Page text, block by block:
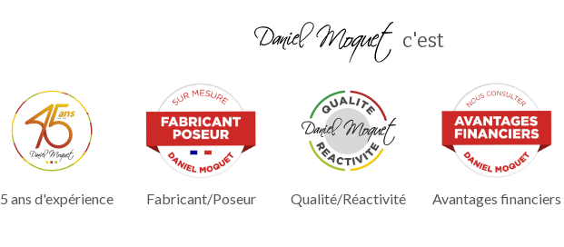
c'est
ans d'expérience Fabricant/Poseur Qualité/Réactivité Avantages financiers